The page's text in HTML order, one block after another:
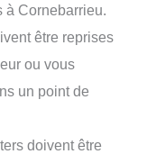
à Cornebarrieu.
être reprises
ou vous
un point de
doivent être